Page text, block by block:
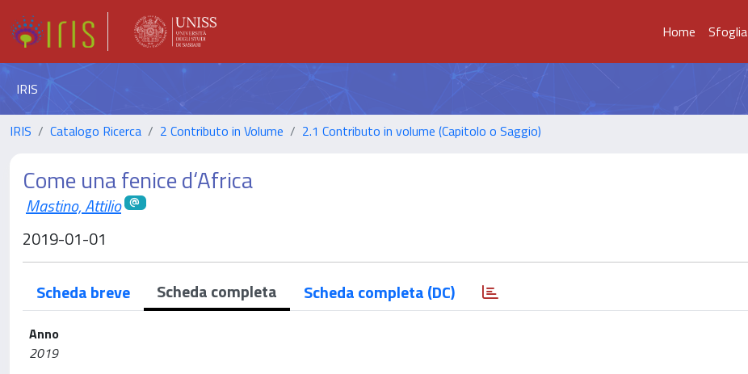
Home Sfoglia
IRIS
IRIS Catalogo Ricerca 2 Contributo in Volume 2.1 Contributo in volume (Capitolo o Saggio)
Come una fenice d‘Africa
Mastino, Attilio
2019-01-01
Scheda breve Scheda completa Scheda completa (DC)
Anno
2019